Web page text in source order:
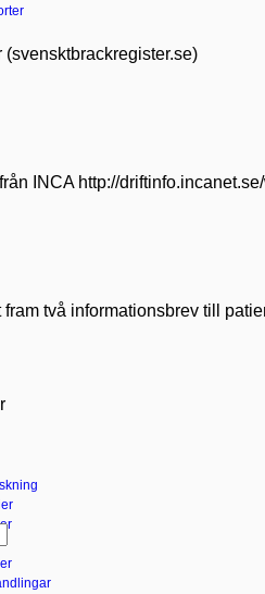
INCA http://
fram två informationsbrev till